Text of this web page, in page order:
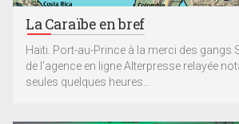
La Caraïbe en bref
Haïti. Port-au-Prince à la merci des gangs
de l’agence en ligne Alterpresse relayée
seules quelques heures...